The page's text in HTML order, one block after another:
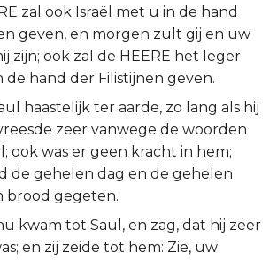
zal ook Israël met u in de hand
geven, en morgen zult gij en uw
zijn; ook zal de HEERE het leger
de hand der Filistijnen geven.
haastelijk ter aarde, zo lang als hij
zeer vanwege de woorden
ook was er geen kracht in hem;
de gehelen dag en de gehelen
brood gegeten.
kwam tot Saul, en zag, dat hij zeer
en zij zeide tot hem: Zie, uw